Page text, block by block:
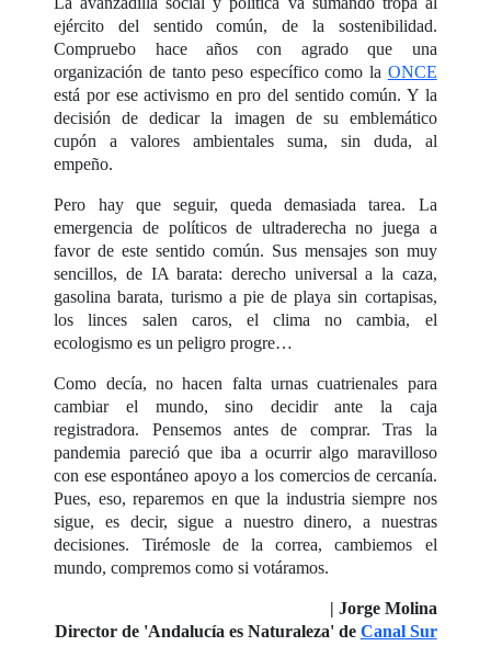
ejército del sentido común, de la sostenibilidad.
Compruebo hace años con agrado que una
organización de tanto peso específico como la ONCE
está por ese activismo en pro del sentido común. Y la
decisión de dedicar la imagen de su emblemático
cupón a valores ambientales suma, sin duda, al
empeño.
Pero hay que seguir, queda demasiada tarea. La
emergencia de políticos de ultraderecha no juega a
favor de este sentido común. Sus mensajes son muy
sencillos, de IA barata: derecho universal a la caza,
gasolina barata, turismo a pie de playa sin cortapisas,
los linces salen caros, el clima no cambia, el
ecologismo es un peligro progre…
Como decía, no hacen falta urnas cuatrienales para
cambiar el mundo, sino decidir ante la caja
registradora. Pensemos antes de comprar. Tras la
pandemia pareció que iba a ocurrir algo maravilloso
con ese espontáneo apoyo a los comercios de cercanía.
Pues, eso, reparemos en que la industria siempre nos
sigue, es decir, sigue a nuestro dinero, a nuestras
decisiones. Tirémosle de la correa, cambiemos el
mundo, compremos como si votáramos.
| Jorge Molina
Director de 'Andalucía es Naturaleza' de Canal Sur